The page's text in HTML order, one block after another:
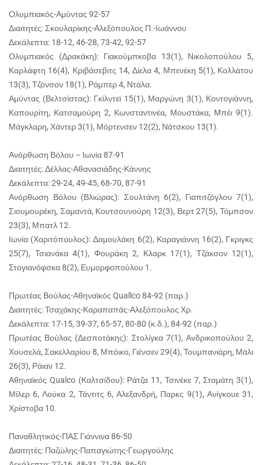
Ολυμπιακός-Αμύντας 92-57
Διαιτητές: Σκουλαρίκης-Αλεξόπουλος Π.-Ιωάννου
Δεκάλεπτα: 18-12, 46-28, 73-42, 92-57
Ολυμπιακός (Δρακάκη): Γιακούμπκοβα 13(1), Νικολοπούλου 5,
Καρλάφτη 16(4), Κριβάσεβιτς 14, Δίελα 4, Μπενέκη 5(1), Κολλάτου
13(3), Τζόνσον 18(1), Ράμπερ 4, Ντάλα.
Αμύντας (Βελτσίστας): Γκίλντεϊ 15(1), Μαργώνη 3(1), Κοντογιάννη,
Καπουρίτη, Κατσαμούρη 2, Κωνσταντινέα, Μουστάκα, Μπέι 9(1).
Μάγκλαρη, Χάντερ 3(1), Μόρτενσεν 12(2), Νάτσκου 13(1).
Ανόρθωση Βόλου – Ιωνία 87-91
Διαιτητές: Δέλλας-Αθανασιάδης-Κάννης
Δεκάλεπτα: 29-24, 49-45, 68-70, 87-91
Ανόρθωση Βόλου (Βλιώρας): Σουλτάνη 6(2), Γιαπιτζόγλου 7(1),
Σιουμουρέκη, Σαμαντά, Κουτσουνούρη 12(3), Βερτ 27(5), Τόμπσον
23(3), Μπατλ 12.
Ιωνία (Χαριτόπουλος): Δαμουλάκη 6(2), Καραγιάννη 16(2), Γκριγκς
25(7), Τσιανάκα 4(1), Φουράκη 2, Κλαρκ 17(1), Τζάκσον 12(1),
Στογιανόφσκα 8(2), Ευμορφοπούλου 1.
Πρωτέας Βούλας-Αθηναϊκός Quallco 84-92 (παρ.)
Διαιτητές: Τσαχάκης-Καραπαπάς-Αλεξόπουλος Χρ.
Δεκάλεπτα: 17-15, 39-37, 65-57, 80-80 (κ.δ.), 84-92 (παρ.)
Πρωτέας Βούλας (Δεσποτάκης): Στολίγκα 7(1), Ανδρικοπούλου 2,
Χουσελά, Σακελλαρίου 8, Μπόικο, Γιένσεν 29(4), Τουμπανιάρη, Μάλι
26(3), Ράιαν 12.
Αθηναϊκός Qualco (Καλτσίδου): Ράτζα 11, Τσινέκε 7, Σταμάτη 3(1),
Μίλερ 6, Λούκα 2, Τάντιτς 6, Αλεξανδρή, Παρκς 9(1), Ανίγκουε 31,
Χρίστοβα 10.
Παναθλητικός-ΠΑΣ Γιάννινα 86-50
Διαιτητές: Παζώλης-Παπαγιώτης-Γεωργούλης